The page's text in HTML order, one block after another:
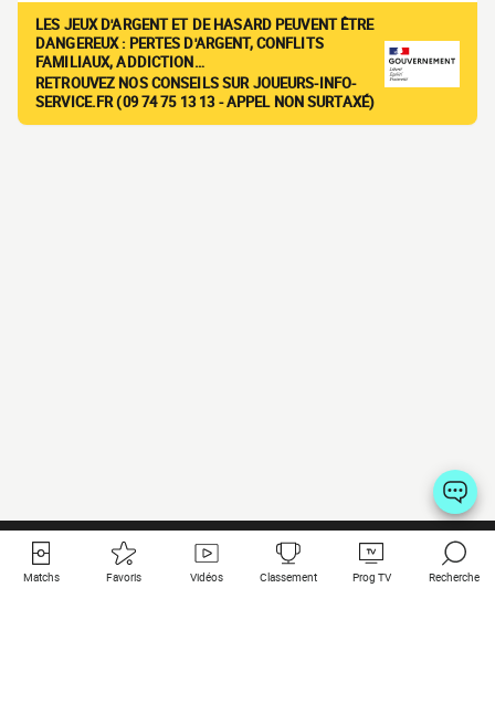
LES JEUX D'ARGENT ET DE HASARD PEUVENT ÊTRE
DANGEREUX : PERTES D'ARGENT, CONFLITS
FAMILIAUX, ADDICTION…
RETROUVEZ NOS CONSEILS SUR JOUEURS-INFO-
SERVICE.FR (09 74 75 13 13 - APPEL NON SURTAXÉ)
Matchs Favoris Vidéos Classement Prog TV Recherche